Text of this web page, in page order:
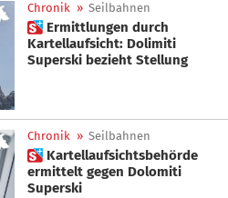
Chronik » Seilbahnen
 Ermittlungen durch
Kartellaufsicht: Dolimiti
Superski bezieht Stellung
Chronik » Seilbahnen
 Kartellaufsichtsbehörde
ermittelt gegen Dolomiti
Superski